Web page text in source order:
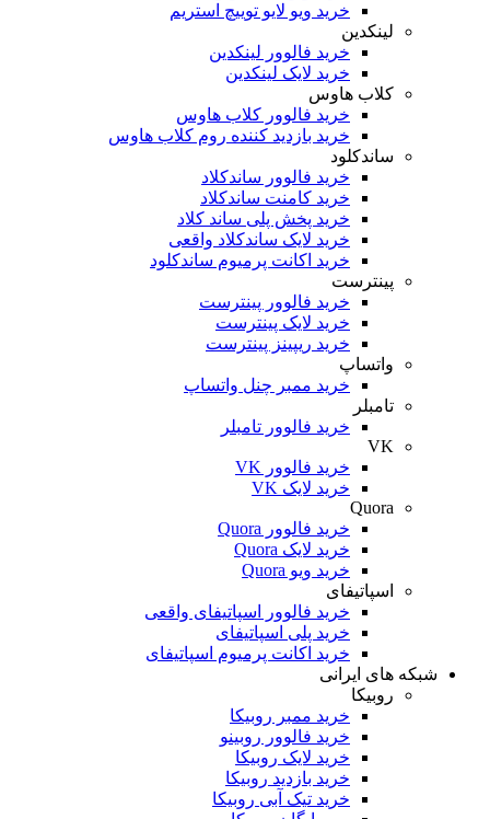
خرید ویو لایو توییچ استریم
لینکدین
خرید فالوور لینکدین
خرید لایک لینکدین
کلاب هاوس
خرید فالوور کلاب هاوس
خرید بازدید کننده روم کلاب هاوس
ساندکلود
خرید فالوور ساندکلاد
خرید کامنت ساندکلاد
خرید پخش پلی ساند کلاد
خرید لایک ساندکلاد واقعی
خرید اکانت پرمیوم ساندکلود
پینترست
خرید فالوور پینترست
خرید لایک پینترست
خرید ریپینز پینترست
واتساپ
خرید ممبر چنل واتساپ
خرید فالوور تامبلر
خرید فالوور VK
خرید لایک VK
خرید فالوور Quora
خرید لایک Quora
خرید ویو Quora
اسپاتیفای
خرید فالوور اسپاتیفای واقعی
خرید پلی اسپاتیفای
خرید اکانت پرمیوم اسپاتیفای
های ایرانی
خرید ممبر روبیکا
خرید فالوور روبینو
خرید لایک روبیکا
خرید بازدید روبیکا
خرید تیک آبی روبیکا